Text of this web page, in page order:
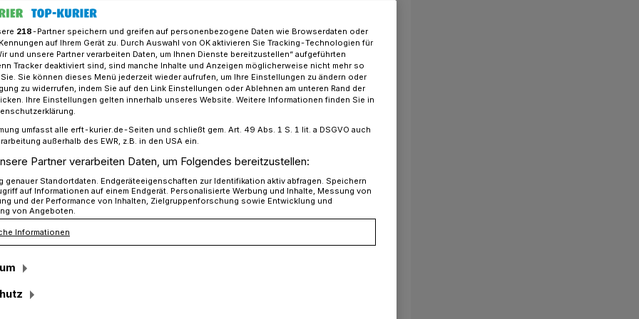
rund um „An St. Georg“ – Evakuierung möglich
St. Georg“
Verdachtspunkt auf einen
Zweiten Weltkrieg in Neu-Elfgen durch
ferromagnetischer Messungen
Verdachts sind Entschärfung und
218-Partner speichern und greifen auf personenbezogene Daten wie Browserdaten oder
auf Ihrem Gerät zu. Durch Auswahl von OK aktivieren Sie Tracking-Technologien für
und unsere Partner verarbeiten Daten, um Ihnen Dienste bereitzustellen“ aufgeführten
Tracker deaktiviert sind, sind manche Inhalte und Anzeigen möglicherweise nicht mehr so
Sie können dieses Menü jederzeit wieder aufrufen, um Ihre Einstellungen zu ändern oder
zu widerrufen, indem Sie auf den Link Einstellungen oder Ablehnen am unteren Rand der
Ihre Einstellungen gelten innerhalb unseres Website. Weitere Informationen finden Sie in
umfasst alle erft-kurier.de-Seiten und schließt gem. Art. 49 Abs. 1 S. 1 lit. a DSGVO auch
außerhalb des EWR, z.B. in den USA ein.
Partner verarbeiten Daten, um Folgendes bereitzustellen:
genauer Standortdaten. Endgeräteeigenschaften zur Identifikation aktiv abfragen. Speichern
auf Informationen auf einem Endgerät. Personalisierte Werbung und Inhalte, Messung von
und der Performance von Inhalten, Zielgruppenforschung sowie Entwicklung und
von Angeboten.
Informationen